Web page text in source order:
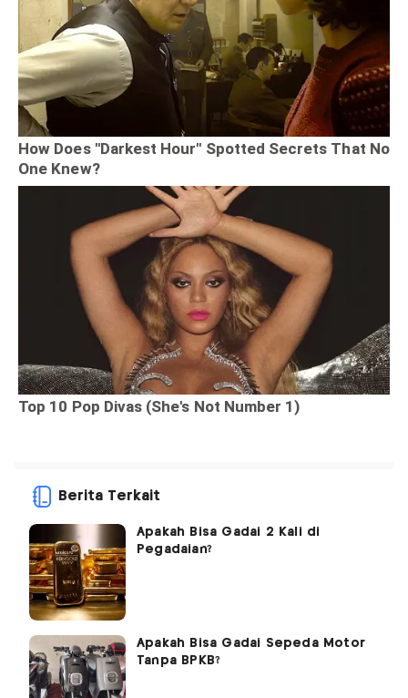
Berita Terkait
Apakah Bisa Gadai 2 Kali di
Pegadaian?
Apakah Bisa Gadai Sepeda Motor
Tanpa BPKB?